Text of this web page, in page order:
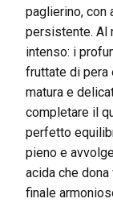
paglierino, con
persistente. Al
intenso: i
fruttate di pera
matura e
completare il
perfetto
pieno e
acida che
finale